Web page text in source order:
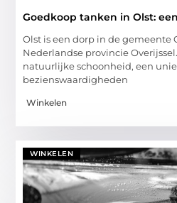
Goedkoop tanken in Olst:
Olst is een dorp in de gemeente
Nederlandse provincie
natuurlijke schoonheid, een
bezienswaardigheden
Winkelen
WINKELEN